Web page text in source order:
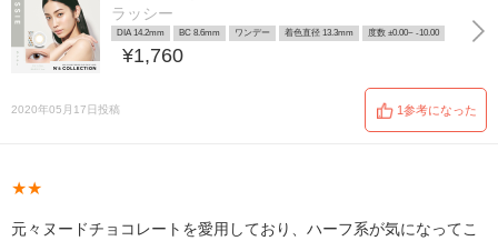
ラッシー
DIA 14.2mm BC 8.6mm ワンデー 着色直径 13.3mm 度数 ±0.00~ -10.00
¥1,760
2020年05月17日投稿 1参考になった
★★
元々ヌードチョコレートを愛用しており、ハーフ系が気になってこ